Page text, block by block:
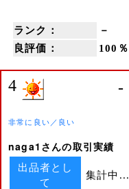
ランク：
－
良評価：
100％
4 -
非常に良い／良い
naga1さんの取引実績
出品者とし
て
集計中...